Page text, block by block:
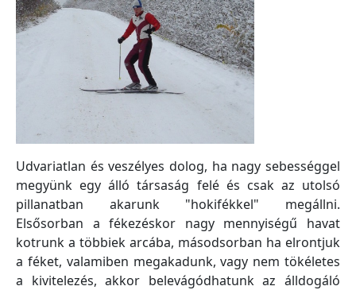
Udvariatlan és veszélyes dolog, ha nagy sebességgel
megyünk egy álló társaság felé és csak az utolsó
pillanatban akarunk "hokifékkel" megállni.
Elsősorban a fékezéskor nagy mennyiségű havat
kotrunk a többiek arcába, másodsorban ha elrontjuk
a féket, valamiben megakadunk, vagy nem tökéletes
a kivitelezés, akkor belevágódhatunk az álldogáló